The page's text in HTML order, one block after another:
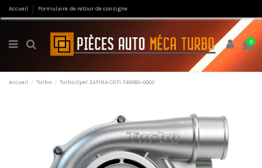
Accueil Formulaire de retour de consigne
0
Accueil Turbo Turbo Opel ZAFIRA CDTi 740080-0002